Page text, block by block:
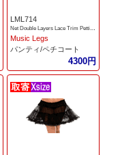
LML714
Net Double Layers Lace Trim Petticoat
Music Legs
パンティ/ペチコート
4300円